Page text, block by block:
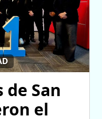
San
el